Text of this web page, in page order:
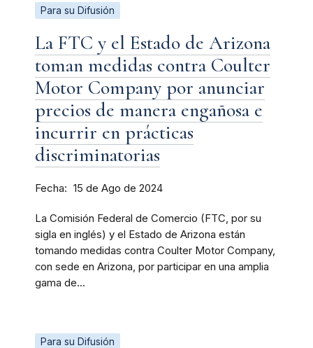
Para su Difusión
La FTC y el Estado de Arizona
toman medidas contra Coulter
Motor Company por anunciar
precios de manera engañosa e
incurrir en prácticas
discriminatorias
Fecha 15 de Ago de 2024
La Comisión Federal de Comercio (FTC, por su
sigla en inglés) y el Estado de Arizona están
tomando medidas contra Coulter Motor Company,
con sede en Arizona, por participar en una amplia
gama de...
Para su Difusión